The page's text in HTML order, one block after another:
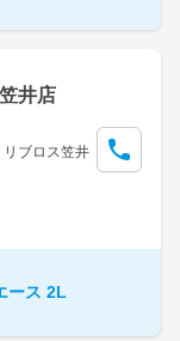
井店
ブロス笠井
ース 2L